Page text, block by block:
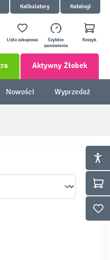
Kalkulatory Katalogi
Lista zakupowa
Szybkie
zamówienie
Koszyk
Aktywny Żłobek
Nowości Wyprzedaż